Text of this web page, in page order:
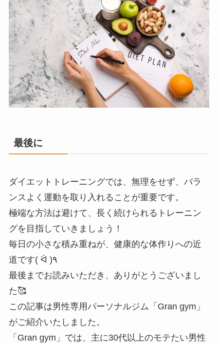
最後に
ダイエットトレーニングでは、無理をせず、バラ
ンスよく運動を取り入れることが重要です。
極端な方法は避けて、長く続けられるトレーニン
グを目指していきましょう！
毎日の小さな積み重ねが、健康的な体作りへの近
道です( ᐛ )٩
最後までお読みいただき、ありがとうございまし
た🥰
この記事は男性専用パーソナルジム「Gran gym」
がご紹介いたしました。
「Gran gym」では、主に30代以上のモテたい男性